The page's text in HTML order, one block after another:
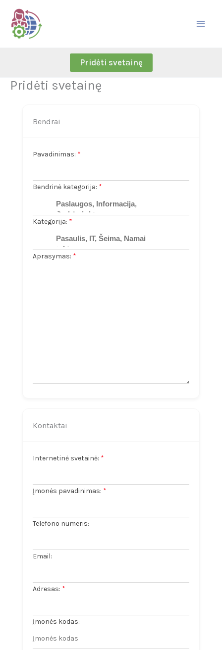
Skip
content
Pridėti svetainę
Pridėti svetainę
Bendrai
Pavadinimas: *
Bendrinė kategorija: *
Kategorija: *
Aprasymas: *
Kontaktai
Internetinė svetainė: *
Įmonės pavadinimas: *
Telefono numeris:
Email:
Adresas: *
Įmonės kodas: